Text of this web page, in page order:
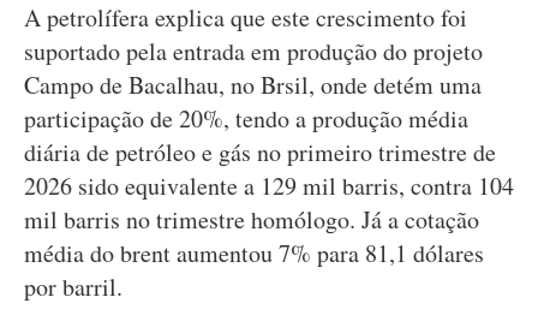
A petrolífera explica que este crescimento foi
suportado pela entrada em produção do projeto
Campo de Bacalhau, no Brsil, onde detém uma
participação de 20%, tendo a produção média
diária de petróleo e gás no primeiro trimestre de
2026 sido equivalente a 129 mil barris, contra 104
mil barris no trimestre homólogo. Já a cotação
média do brent aumentou 7% para 81,1 dólares
por barril.